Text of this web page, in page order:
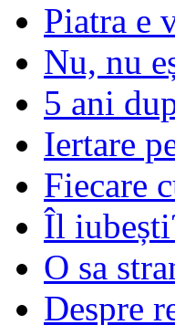
Piatra e
Nu, nu
5 ani
Iertare
Fiecare
Îl
O sa
Despre